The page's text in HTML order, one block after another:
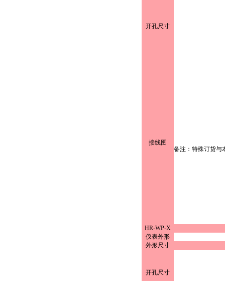
开孔尺寸
接线图
备注：特殊订货与
HR-WP-X
仪表外形
外形尺寸
开孔尺寸